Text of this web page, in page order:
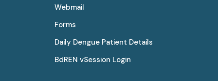
Webmail
Forms
Daily Dengue Patient Details
BdREN vSession Login